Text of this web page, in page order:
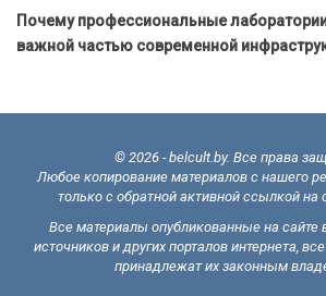
Почему профессиональные
важной частью современной
© 2026 - belcult.by. Все права
Любое копирование материалов с нашего
только с обратной активной ссылкой на
Все материалы опубликованные на сайте
источников и других порталов интернета,
принадлежат их законным